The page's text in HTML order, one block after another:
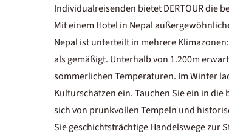
Individualreisenden bietet DERTOUR die
Mit einem Hotel in Nepal
Nepal ist unterteilt in mehrere
als gemäßigt. Unterhalb von 1.200m
sommerlichen Temperaturen. Im Winter
Kulturschätzen ein. Tauchen Sie ein in
sich von prunkvollen Tempeln und
Sie geschichtsträchtige Handelswege zur